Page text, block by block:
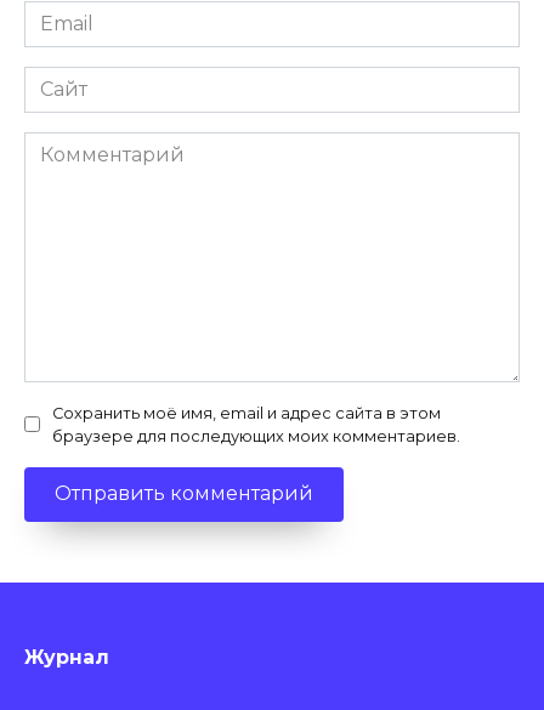
Email
*
Сайт
Комментарий
Сохранить моё имя, email и адрес сайта в этом
браузере для последующих моих комментариев.
Журнал